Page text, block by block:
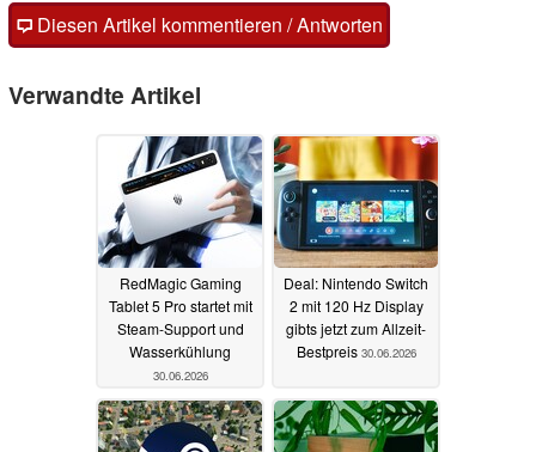
Diesen Artikel kommentieren / Antworten
Verwandte Artikel
RedMagic Gaming
Tablet 5 Pro startet mit
Steam-Support und
Wasserkühlung
30.06.2026
Deal: Nintendo Switch
2 mit 120 Hz Display
gibts jetzt zum Allzeit-
Bestpreis 30.06.2026